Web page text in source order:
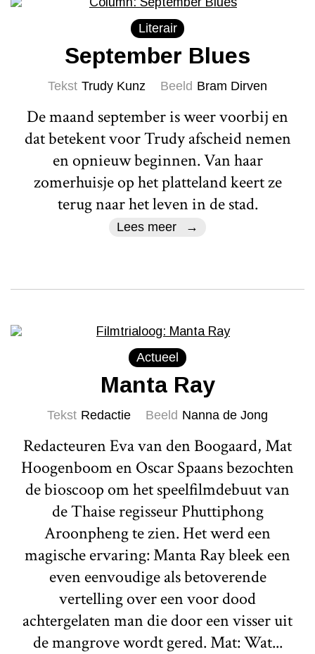
Literair
September Blues
Tekst Trudy Kunz Beeld Bram Dirven
De maand september is weer voorbij en
dat betekent voor Trudy afscheid nemen
en opnieuw beginnen. Van haar
zomerhuisje op het platteland keert ze
terug naar het leven in de stad.
Lees meer
Actueel
Manta Ray
Tekst Redactie Beeld Nanna de Jong
Redacteuren Eva van den Boogaard, Mat
Hoogenboom en Oscar Spaans bezochten
de bioscoop om het speelfilmdebuut van
de Thaise regisseur Phuttiphong
Aroonpheng te zien. Het werd een
magische ervaring: Manta Ray bleek een
even eenvoudige als betoverende
vertelling over een voor dood
achtergelaten man die door een visser uit
de mangrove wordt gered. Mat: Wat...